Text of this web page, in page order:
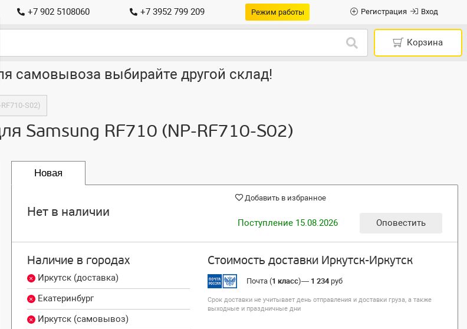
+7 902 5108060 +7 3952 799 209 Режим работы Регистрация Вход
Корзина
самовывоза выбирайте другой склад!
S02)
Samsung RF710 (NP-RF710-S02)
Новая
Нет в наличии
Добавить в избранное
Поступление 15.08.2026 Оповестить
Наличие в городах
Иркутск (доставка)
Екатеринбург
Иркутск (самовывоз)
Стоимость доставки Иркутск-Иркутск
Почта (1 класс)— 1 234руб
Срок доставки не учитывает день отправления и доставки груза, а также
выходные и праздничные дни